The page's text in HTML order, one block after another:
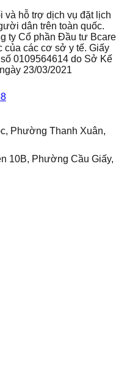
hỗ trợ dịch vụ đặt lịch
dân trên toàn quốc.
ty Cổ phần Đầu tư Bcare
của các cơ sở y tế. Giấy
0109564614 do Sở Kế
23/03/2021
Phường Thanh Xuân,
10B, Phường Cầu Giấy,